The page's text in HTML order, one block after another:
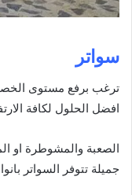
سواتر
ترغب برفع مستوى
افضل الحلول لكافة
الصعبة والمشوطرة او
جميلة تتوفر السواتر